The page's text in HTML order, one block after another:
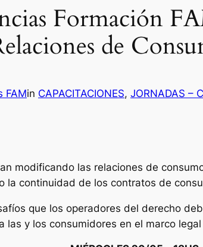
Formación
de
FAMin CAPACITACIONES, JORNADAS –
modificando las relaciones de
la continuidad de los contratos de
que los operadores del derecho
las y los consumidores en el marco